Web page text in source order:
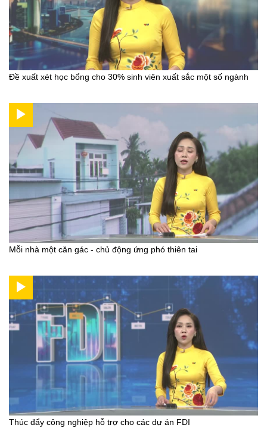
Đề xuất xét học bổng cho 30% sinh viên xuất sắc một số ngành
Mỗi nhà một căn gác - chủ động ứng phó thiên tai
Thúc đẩy công nghiệp hỗ trợ cho các dự án FDI